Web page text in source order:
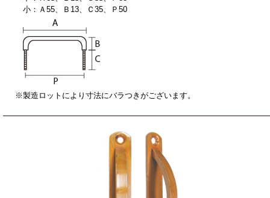
小：Ａ55、Ｂ13、Ｃ35、Ｐ50
※製造ロットにより寸法にバラつきがございます。